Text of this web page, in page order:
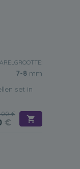
7-8 mm
set in
€
€